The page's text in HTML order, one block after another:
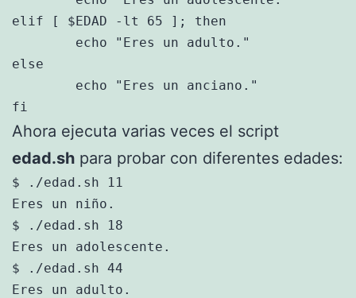
elif [ $EDAD -lt 65 ]; then
else
fi
Ahora ejecuta varias veces el script
edad.sh para probar con diferentes edades:
$ ./edad.sh 11
Eres un niño.
$ ./edad.sh 18
Eres un adolescente.
$ ./edad.sh 44
Eres un adulto.